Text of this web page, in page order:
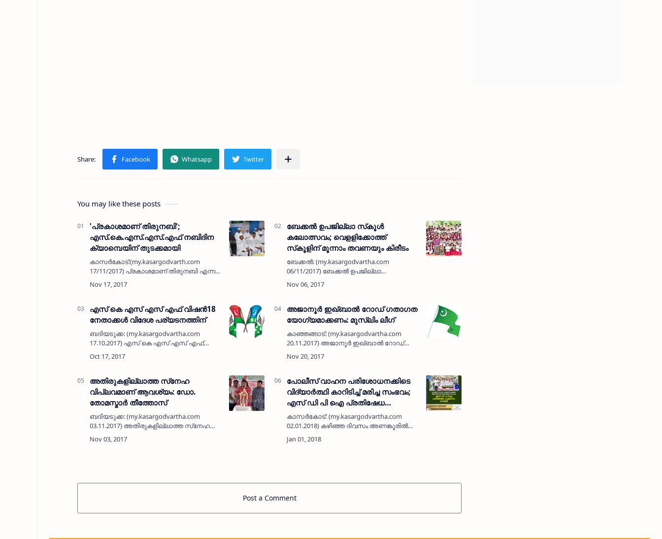
You may like these posts
'പ്രകാശമാണ് തിരുനബി';
എസ്.കെ.എസ്.എസ്.എഫ് നബിദിന
ക്യാമ്പെയിന് തുടക്കമായി
കാസര്‍കോട്:(my.kasargodvarth.com
17/11/2017) പ്രകാശമാണ് തിരുനബി എന്ന
പ്രമേയത്തില്‍ എസ്.കെ.എസ്.എസ്.എഫ്
നടത്തുന്ന നബിദിന ക്യാമ്പെയിന്
കാഞ്ഞങ്ങാട് മുനിസ…
ബേക്കല്‍ ഉപജില്ലാ സ്‌കൂള്‍
കലോത്സവം; വെളളിക്കോത്ത്
സ്‌കൂളിന് മൂന്നാം തവണയും കിരീടം
ബേക്കല്‍: (my.kasargodvartha.com
06/11/2017) ബേക്കല്‍ ഉപജില്ലാ
കലോത്സവത്തില്‍ വെളളിക്കോത്ത് മഹാകവി
പി സ്മാരക ഗവ. വൊക്കേഷണല്‍ ഹയര്‍
ഓവറോള്‍ കിരീട…
എസ് കെ എസ് എസ് എഫ് വിഷന്‍18
നേതാക്കള്‍ വിദേശ പര്യടനത്തിന്
ബദിയടുക്ക: (my.kasargodvartha.com
17.10.2017) എസ് കെ എസ് എസ് എഫ്
ബദിയടുക്ക മേഖലാ 'കാലം കൊതിക്കുന്നു;
നാഥന്‍ വിളിക്കുന്നു' എന്ന പ്രമേയത്തില്‍
അജാനൂര്‍ ഇഖ്ബാല്‍ റോഡ് ഗതാഗത
യോഗ്യമാക്കണം: മുസ്ലിം ലീഗ്
കാഞ്ഞങ്ങാട്: (my.kasargodvartha.com
20.11.2017) അജാനൂര്‍ ഇഖ്ബാല്‍ റോഡ്
അടിയന്തിരമായി ഗതാഗത
യോഗ്യമാക്കണമെന്ന് ഇഖ്ബാല്‍ നഗര്‍
സംയുക്ത യോഗം ആവശ്യ…
അതിരുകളില്ലാത്ത സ്‌നേഹ
വിപ്ലവമാണ് ആവശ്യം: ഡോ.
തോമസ്മാര്‍ തീത്തോസ്
ബദിയടുക്ക: (my.kasargodvartha.com
03.11.2017) അതിരുകളില്ലാത്ത സ്‌നേഹ
വിപ്ലവമാണ് ആവശ്യമെന്ന് മാര്‍ത്തോമ
സഭ കുന്നംകുളം മലബാര്‍ ഭദ്രാസനാധിപന്‍
പോലീസ് വാഹന പരിശോധനക്കിടെ
വിദ്യാര്‍ത്ഥി കാറിടിച്ച് മരിച്ച സംഭവം;
എസ് ഡി പി ഐ പ്രതിഷേധ
പ്രകടനം നടത്തി
കാസര്‍കോട്: (my.kasargodvartha.com
02.01.2018) കഴിഞ്ഞ ദിവസം അണങ്കൂരില്‍
പോലീസ് വാഹന പരിശോധനക്കിടെ പിന്നില്‍
നിന്നുമെത്തിയ കാറിടിച്ച് വിദ്യാര്‍ത്ഥി മരിച്ച
Post a Comment